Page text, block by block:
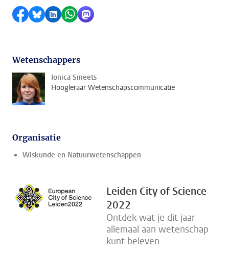
Delen op Facebook
Delen via Bluesky
Delen op LinkedIn
Delen via WhatsApp
Delen via Mastodon
Wetenschappers
Ionica Smeets
Hoogleraar Wetenschapscommunicatie
Organisatie
Wiskunde en Natuurwetenschappen
Leiden City of Science
2022
Ontdek wat je dit jaar
allemaal aan wetenschap
kunt beleven